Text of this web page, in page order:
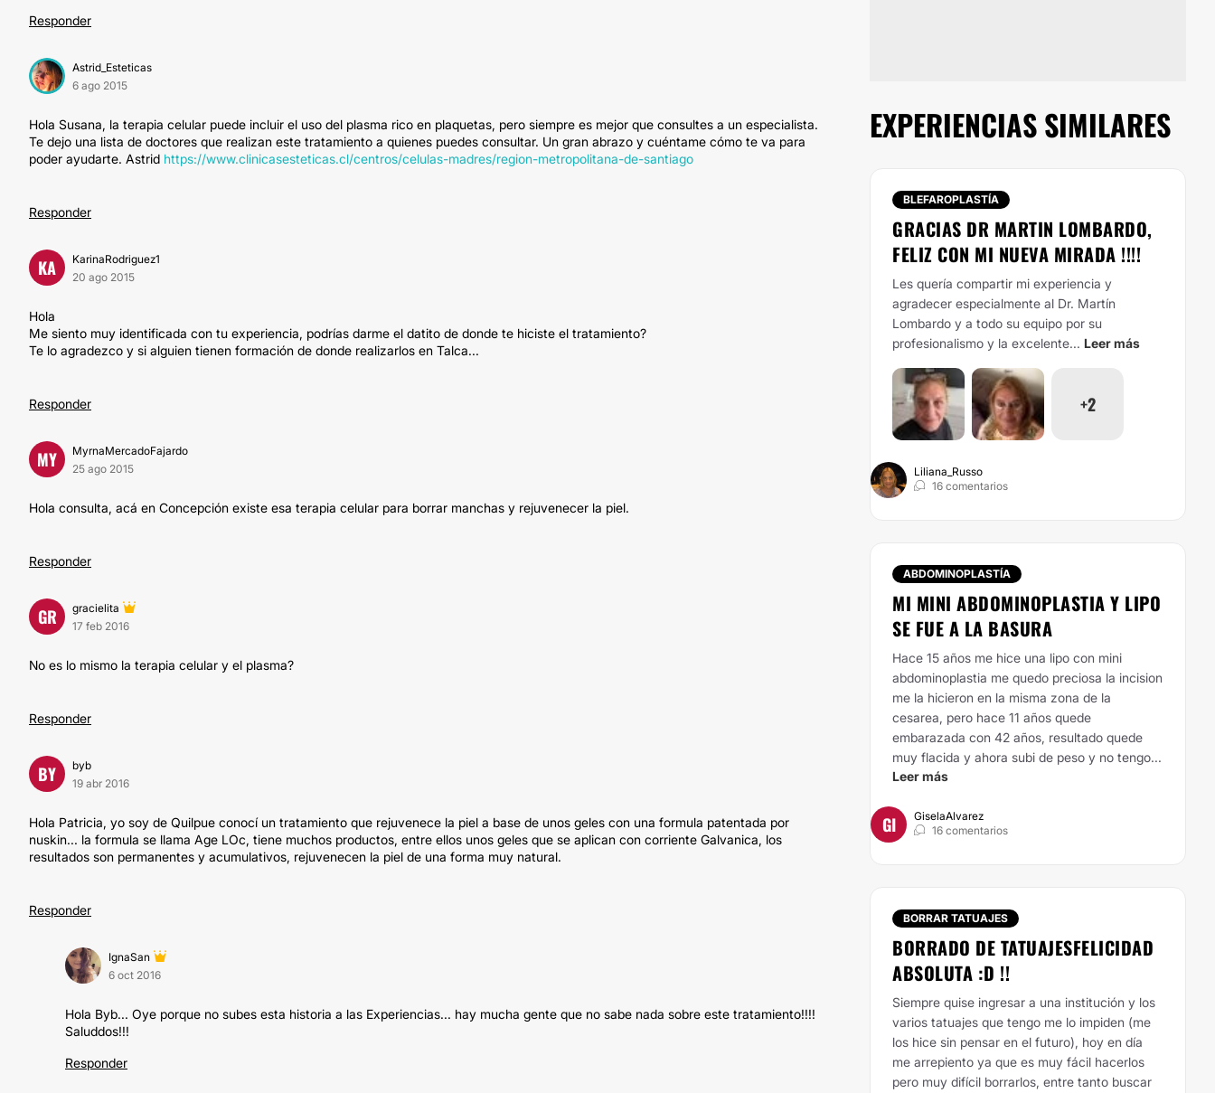
Responder
Astrid_Esteticas
6 ago 2015
Hola Susana, la terapia celular puede incluir el uso del plasma rico en plaquetas, pero siempre es mejor que consultes a un especialista.
Te dejo una lista de doctores que realizan este tratamiento a quienes puedes consultar. Un gran abrazo y cuéntame cómo te va para
poder ayudarte. Astrid https://www.clinicasesteticas.cl/centros/celulas-madres/region-metropolitana-de-santiago
Responder
KA
KarinaRodriguez1
20 ago 2015
Hola
Me siento muy identificada con tu experiencia, podrías darme el datito de donde te hiciste el tratamiento?
Te lo agradezco y si alguien tienen formación de donde realizarlos en Talca...
Responder
MY
MyrnaMercadoFajardo
25 ago 2015
Hola consulta, acá en Concepción existe esa terapia celular para borrar manchas y rejuvenecer la piel.
Responder
GR
gracielita
17 feb 2016
No es lo mismo la terapia celular y el plasma?
Responder
BY
byb
19 abr 2016
Hola Patricia, yo soy de Quilpue conocí un tratamiento que rejuvenece la piel a base de unos geles con una formula patentada por
nuskin... la formula se llama Age LOc, tiene muchos productos, entre ellos unos geles que se aplican con corriente Galvanica, los
resultados son permanentes y acumulativos, rejuvenecen la piel de una forma muy natural.
Responder
IgnaSan
6 oct 2016
Hola Byb... Oye porque no subes esta historia a las Experiencias... hay mucha gente que no sabe nada sobre este tratamiento!!!!
Saluddos!!!
Responder
EXPERIENCIAS SIMILARES
BLEFAROPLASTÍA
GRACIAS DR MARTIN LOMBARDO,
FELIZ CON MI NUEVA MIRADA !!!!
Les quería compartir mi experiencia y
agradecer especialmente al Dr. Martín
Lombardo y a todo su equipo por su
profesionalismo y la excelente... Leer más
+2
Liliana_Russo
16 comentarios
ABDOMINOPLASTÍA
MI MINI ABDOMINOPLASTIA Y LIPO
SE FUE A LA BASURA
Hace 15 años me hice una lipo con mini
abdominoplastia me quedo preciosa la incision
me la hicieron en la misma zona de la
cesarea, pero hace 11 años quede
embarazada con 42 años, resultado quede
muy flacida y ahora subi de peso y no tengo...
Leer más
GI
GiselaAlvarez
16 comentarios
BORRAR TATUAJES
BORRADO DE TATUAJESFELICIDAD
ABSOLUTA :D !!
Siempre quise ingresar a una institución y los
varios tatuajes que tengo me lo impiden (me
los hice sin pensar en el futuro), hoy en día
me arrepiento ya que es muy fácil hacerlos
pero muy difícil borrarlos, entre tanto buscar